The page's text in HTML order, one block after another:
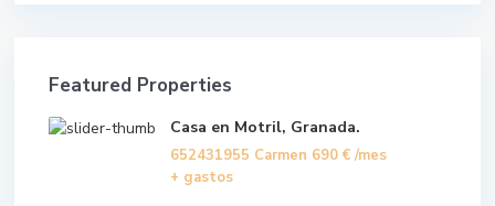
Featured Properties
Casa en Motril, Granada.
652431955 Carmen 690 € /mes
+ gastos